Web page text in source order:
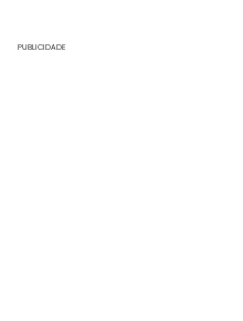
PUBLICIDADE